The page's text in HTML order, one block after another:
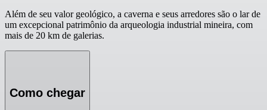
Além de seu valor geológico, a caverna e seus arredores são o lar de
um excepcional patrimônio da arqueologia industrial mineira, com
mais de 20 km de galerias.
Como chegar